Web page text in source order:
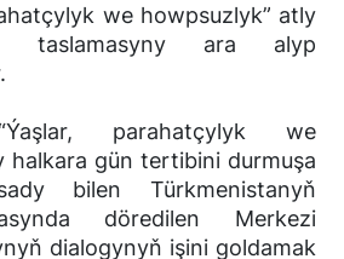
we howpsuzlyk” atly
taslamasyny ara alyp
parahatçylyk we
halkara gün tertibini durmuşa
bilen Türkmenistanyň
döredilen Merkezi
dialogynyň işini goldamak